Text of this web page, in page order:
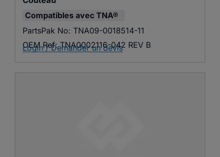
Compatibles avec TNA®
PartsPak No: TNA09-0018514-11
OEM Ref: TNA0002116-042 REV B
Login / Demander un devis